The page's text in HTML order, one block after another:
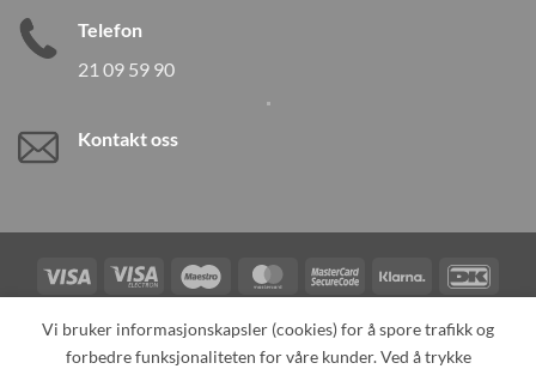
Telefon
21 09 59 90
Kontakt oss
Visa
Visa
Electron
Maestro MasterCardMasterCard
2
Klarna
Card
TILBAKEKALLINGER KONTAKT OSS OM OSS
Vi bruker informasjonskapsler (cookies) for å spore trafikk og
forbedre funksjonaliteten for våre kunder. Ved å trykke